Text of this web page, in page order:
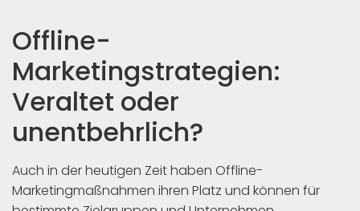
Offline-
Marketingstrategien:
Veraltet oder
unentbehrlich?
Auch in der heutigen Zeit haben Offline-
Marketingmaßnahmen ihren Platz und können für